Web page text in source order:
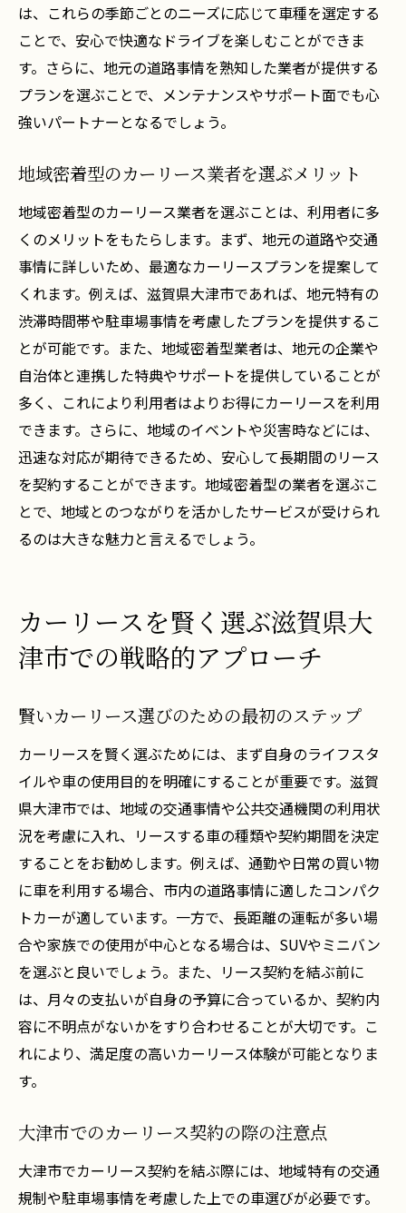
独自のアドバイス
経験者が語るカーリース選びの成功談
大津市でのカーリース契約におけるトラブ
ル回避策
地元のリース業者が提案する節約術
大津市ならではのカーリース活用法
地域特性を活かすカーリース選びのヒント
カーリースを活用した賢い交通手段滋賀県大津
市の実例
実際の利用者が語る大津市でのカーリース
体験談
地域イベントにおけるカーリースの活用事
例
リース車両を利用した通勤のメリット
大津市観光におけるカーリースの利便性
リース車を使った地元の週末旅行の楽しみ
方
カーリースで広がる大津市での新しい移動
は、これらの季節ごとのニーズに応じて車種を選定する
ことで、安心で快適なドライブを楽しむことができま
す。さらに、地元の道路事情を熟知した業者が提供する
プランを選ぶことで、メンテナンスやサポート面でも心
強いパートナーとなるでしょう。
地域密着型のカーリース業者を選ぶメリット
地域密着型のカーリース業者を選ぶことは、利用者に多
くのメリットをもたらします。まず、地元の道路や交通
事情に詳しいため、最適なカーリースプランを提案して
くれます。例えば、滋賀県大津市であれば、地元特有の
渋滞時間帯や駐車場事情を考慮したプランを提供するこ
とが可能です。また、地域密着型業者は、地元の企業や
自治体と連携した特典やサポートを提供していることが
多く、これにより利用者はよりお得にカーリースを利用
できます。さらに、地域のイベントや災害時などには、
迅速な対応が期待できるため、安心して長期間のリース
を契約することができます。地域密着型の業者を選ぶこ
とで、地域とのつながりを活かしたサービスが受けられ
るのは大きな魅力と言えるでしょう。
カーリースを賢く選ぶ滋賀県大
津市での戦略的アプローチ
賢いカーリース選びのための最初のステップ
カーリースを賢く選ぶためには、まず自身のライフスタ
イルや車の使用目的を明確にすることが重要です。滋賀
県大津市では、地域の交通事情や公共交通機関の利用状
況を考慮に入れ、リースする車の種類や契約期間を決定
することをお勧めします。例えば、通勤や日常の買い物
に車を利用する場合、市内の道路事情に適したコンパク
トカーが適しています。一方で、長距離の運転が多い場
合や家族での使用が中心となる場合は、SUVやミニバン
を選ぶと良いでしょう。また、リース契約を結ぶ前に
は、月々の支払いが自身の予算に合っているか、契約内
容に不明点がないかをすり合わせることが大切です。こ
れにより、満足度の高いカーリース体験が可能となりま
す。
大津市でのカーリース契約の際の注意点
大津市でカーリース契約を結ぶ際には、地域特有の交通
規制や駐車場事情を考慮した上での車選びが必要です。